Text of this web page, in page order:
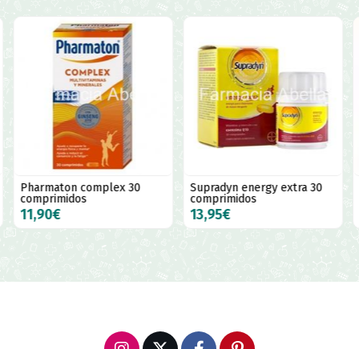
Pharmaton complex 30
comprimidos
11,90€
Supradyn energy extra 30
comprimidos
13,95€